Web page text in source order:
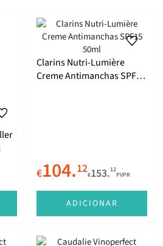
Clarins Nutri-Lumière
Creme Antimanchas SPF15
€104.12€153.12
PVPR
ADICIONAR